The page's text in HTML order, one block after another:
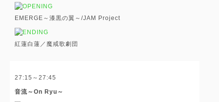
EMERGE～漆黒の翼～/JAM Project
紅蓮白蓮／魔戒歌劇団
27:15～27:45
音流～On Ryu～